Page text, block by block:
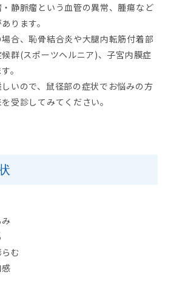
静脈瘤という血管の異常、腫瘍など
ります。
合、恥骨結合炎や大腿内転筋付着部
群(スポーツヘルニア)、子宮内膜症
。
いので、鼠径部の症状でお悩みの方
受診してみてください。
む